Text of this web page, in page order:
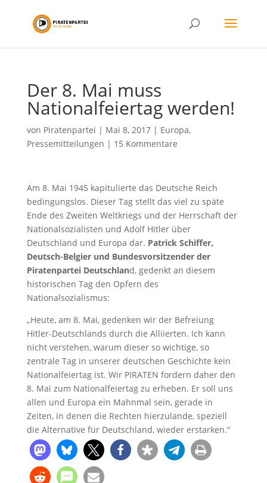
Der 8. Mai muss
Nationalfeiertag werden!
von Piratenpartei | Mai 8, 2017| Europa,
Pressemitteilungen | 15 Kommentare
Am 8. Mai 1945 kapitulierte das Deutsche Reich
bedingungslos. Dieser Tag stellt das viel zu späte
Ende des Zweiten Weltkriegs und der Herrschaft der
Nationalsozialisten und Adolf Hitler über
Deutschland und Europa dar. Patrick Schiffer,
Deutsch-Belgier und Bundesvorsitzender der
Piratenpartei Deutschland, gedenkt an diesem
historischen Tag den Opfern des
Nationalsozialismus:
„Heute, am 8. Mai, gedenken wir der Befreiung
Hitler-Deutschlands durch die Alliierten. Ich kann
nicht verstehen, warum dieser so wichtige, so
zentrale Tag in unserer deutschen Geschichte kein
Nationalfeiertag ist. Wir PIRATEN fordern daher den
8. Mai zum Nationalfeiertag zu erheben. Er soll uns
allen und Europa ein Mahnmal sein, gerade in
Zeiten, in denen die Rechten hierzulande, speziell
die Alternative für Deutschland, wieder erstarken.“